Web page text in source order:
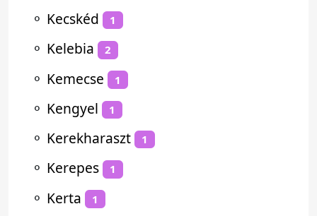
⚬ Kecskéd 1
⚬ Kelebia 2
⚬ Kemecse 1
⚬ Kengyel 1
⚬ Kerekharaszt 1
⚬ Kerepes 1
⚬ Kerta 1